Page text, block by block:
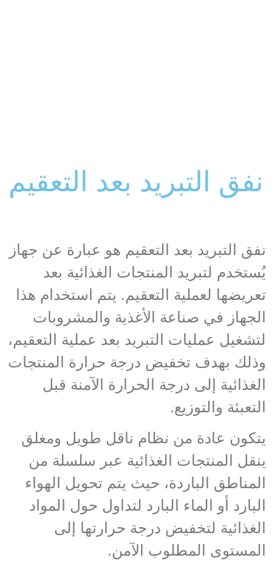
نفق التبريد بعد التعقيم
نفق التبريد بعد التعقيم هو عبارة عن جهاز
يُستخدم لتبريد المنتجات الغذائية بعد
تعريضها لعملية التعقيم. يتم استخدام هذا
الجهاز في صناعة الأغذية والمشروبات
لتشغيل عمليات التبريد بعد عملية التعقيم،
وذلك بهدف تخفيض درجة حرارة المنتجات
الغذائية إلى درجة الحرارة الآمنة قبل
التعبئة والتوزيع.
يتكون عادة من نظام ناقل طويل ومغلق
ينقل المنتجات الغذائية عبر سلسلة من
المناطق الباردة، حيث يتم تحويل الهواء
البارد أو الماء البارد لتداول حول المواد
الغذائية لتخفيض درجة حرارتها إلى
المستوى المطلوب الآمن.